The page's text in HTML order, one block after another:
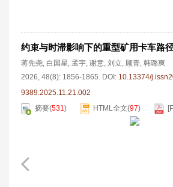
约束与时滞影响下的重型矿用卡车路
蒋先尧, 白国星, 孟宇, 谢意, 刘立, 顾青, 韩璐爽
2026, 48(8): 1856-1865. DOI: 10.13374/
9389.2025.11.21.002
摘要(531) HTML全文(97)